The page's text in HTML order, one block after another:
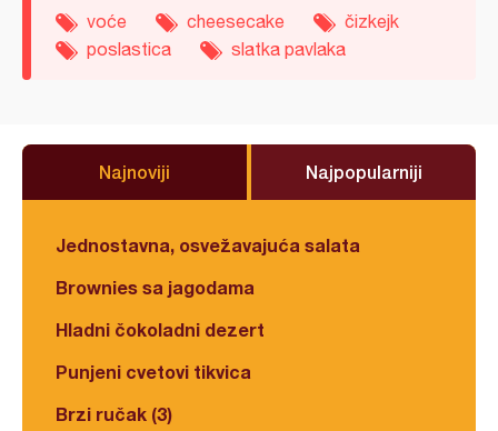
voće cheesecake
čizkejk
poslastica
slatka pavlaka
Najnoviji Najpopularniji
Jednostavna, osvežavajuća salata
Brownies sa jagodama
Hladni čokoladni dezert
Punjeni cvetovi tikvica
Brzi ručak (3)